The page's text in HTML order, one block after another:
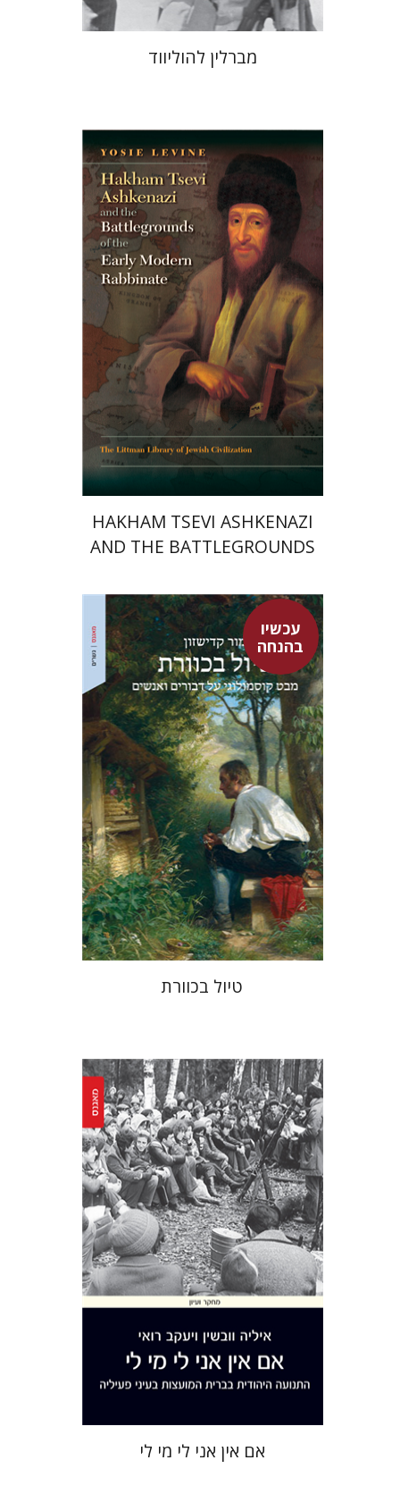
מברלין להוליווד
יוסי לוין
הנחת אתר ספר מודפס
$50
$45
HAKHAM TSEVI ASHKENAZI
AND THE BATTLEGROUNDS
RABBINATE
עכשיו
בהנחהמור קדישזון
עכשיו בהנחה
$46
$34
טיול בכוורת
יעקב רואי איליה וובשין
הנחת אתר ספר מודפס
$46
$41
אם אין אני לי מי לי